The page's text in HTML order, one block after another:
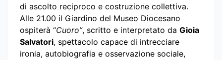
di ascolto reciproco e costruzione collettiva.
Alle 21.00 il Giardino del Museo Diocesano
ospiterà “Cuoro”, scritto e interpretato da Gioia
Salvatori, spettacolo capace di intrecciare
ironia, autobiografia e osservazione sociale,